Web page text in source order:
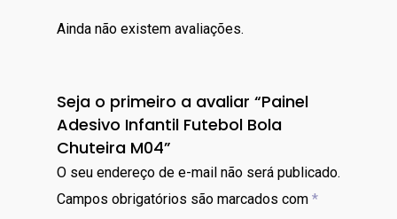
Ainda não existem avaliações.
Seja o primeiro a avaliar “Painel
Adesivo Infantil Futebol Bola
Chuteira M04”
O seu endereço de e-mail não será publicado.
Campos obrigatórios são marcados com *